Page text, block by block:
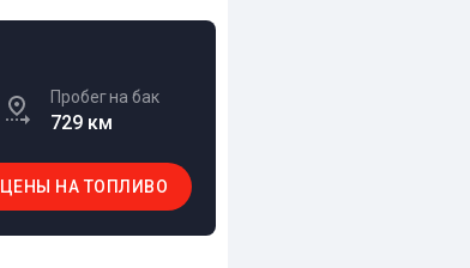
Пробег на бак
729 км
ЦЕНЫ НА ТОПЛИВО